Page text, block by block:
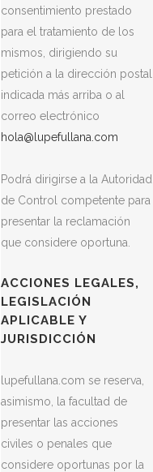
consentimiento prestado
para el tratamiento de los
mismos, dirigiendo su
petición a la dirección postal
indicada más arriba o al
correo electrónico
hola@lupefullana.com
Podrá dirigirse a la Autoridad
de Control competente para
presentar la reclamación
que considere oportuna.
ACCIONES LEGALES,
LEGISLACIÓN
APLICABLE Y
JURISDICCIÓN
lupefullana.com se reserva,
asimismo, la facultad de
presentar las acciones
civiles o penales que
considere oportunas por la